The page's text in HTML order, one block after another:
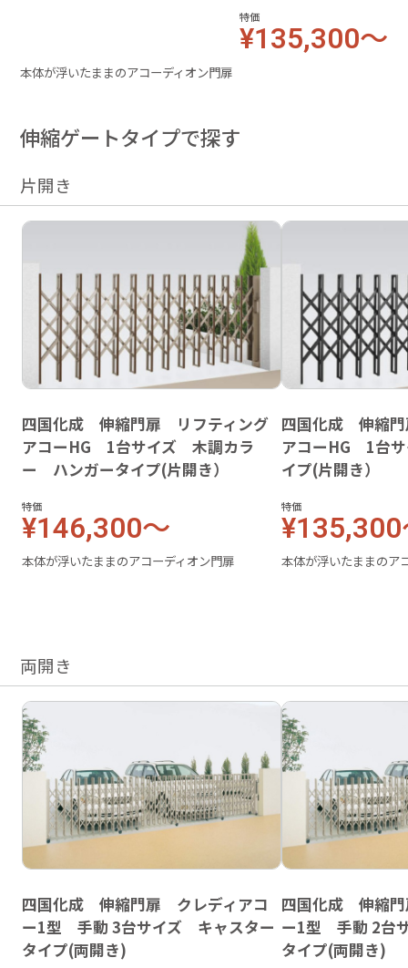
特価
¥135,300～
本体が浮いたままのアコーディオン門扉
伸縮ゲートタイプで探す
片開き
四国化成 伸縮門扉 リフティング
アコーHG 1台サイズ 木調カラ
ー ハンガータイプ(片開き）
特価
¥146,300～
本体が浮いたままのアコーディオン門扉
四国化成 伸縮
アコーHG 1台
イプ(片開き）
特価
本体が浮いたままのア
両開き
四国化成 伸縮門扉 クレディアコ
ー1型 手動 3台サイズ キャスター
タイプ(両開き)
四国化成 伸縮
ー1型 手動 2台
タイプ(両開き)